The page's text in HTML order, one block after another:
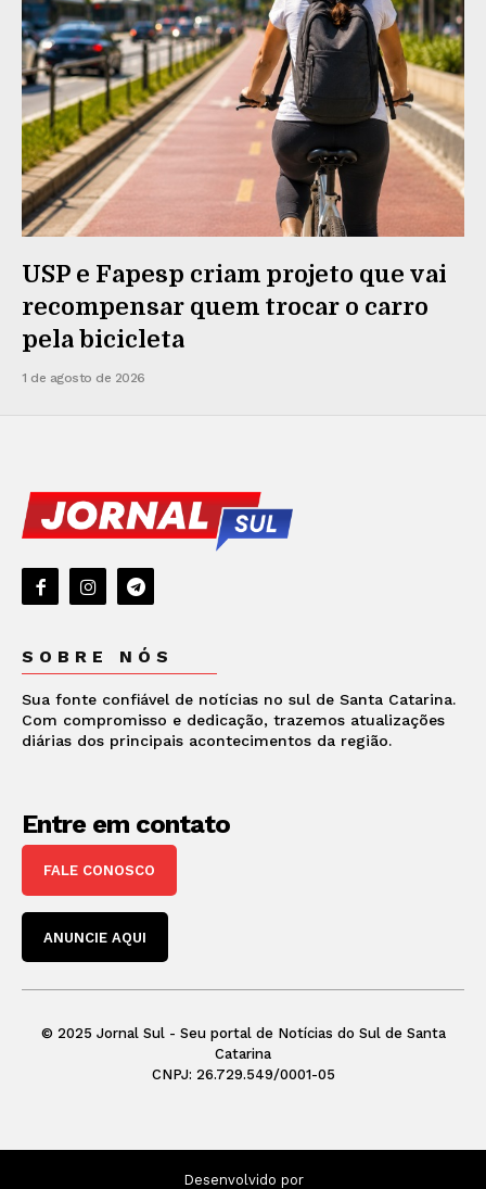
USP e Fapesp criam projeto que vai
recompensar quem trocar o carro
pela bicicleta
1 de agosto de 2026
SOBRE NÓS
Sua fonte confiável de notícias no sul de Santa Catarina.
Com compromisso e dedicação, trazemos atualizações
diárias dos principais acontecimentos da região.
Entre em contato
FALE CONOSCO
ANUNCIE AQUI
© 2025 Jornal Sul - Seu portal de Notícias do Sul de Santa
Catarina
CNPJ: 26.729.549/0001-05
Desenvolvido por